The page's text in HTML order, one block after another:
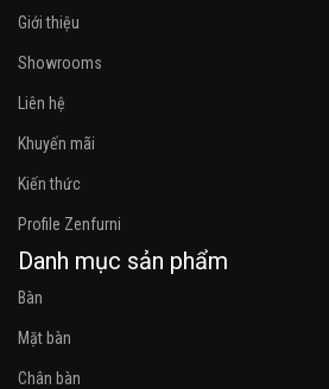
Giới thiệu
Showrooms
Liên hệ
Khuyến mãi
Kiến thức
Profile Zenfurni
Danh mục sản phẩm
Bàn
Mặt bàn
Chân bàn